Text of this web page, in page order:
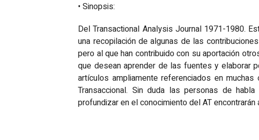
• Sinopsis:
Del Transactional Analysis Journal 1971-1980.
una recopilación de algunas de las
pero al que han contribuido con su aportación
que desean aprender de las fuentes y elaborar
artículos ampliamente referenciados en
Transaccional. Sin duda las personas de
profundizar en el conocimiento del AT